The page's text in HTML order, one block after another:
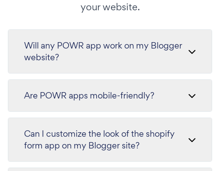
your website.
Will any POWR app work on my Blogger
website?
Are POWR apps mobile-friendly?
Can I customize the look of the shopify
form app on my Blogger site?